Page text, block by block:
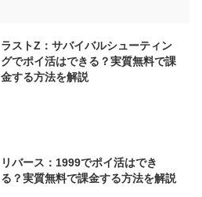
ラストZ：サバイバルシューティン
グでポイ活はできる？実質無料で課
金する方法を解説
リバース：1999でポイ活はでき
る？実質無料で課金する方法を解説